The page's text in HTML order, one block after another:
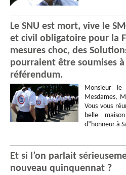
Le SNU est mort, vive le
et civil obligatoire pour la
mesures choc, des
pourraient être soumises
référendum.
Monsieur le
Mesdames,
Vous vous
belle
d”honneur à
Et si l’on parlait
nouveau quinquennat ?